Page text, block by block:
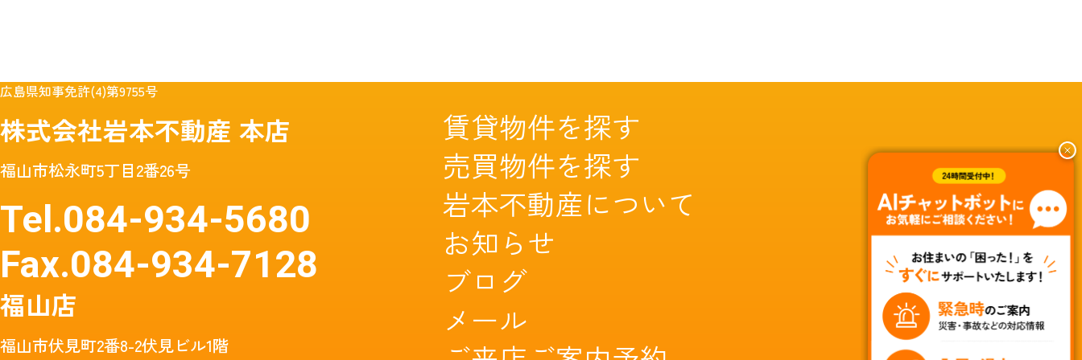
広島県知事免許(4)第9755号
株式会社岩本不動産 本店
福山市松永町5丁目2番26号
Tel.084-934-5680
Fax.084-934-7128
福山店
福山市伏見町2番8-2伏見ビル1階
賃貸物件を探す
売買物件を探す
岩本不動産について
お知らせ
ブログ
メール